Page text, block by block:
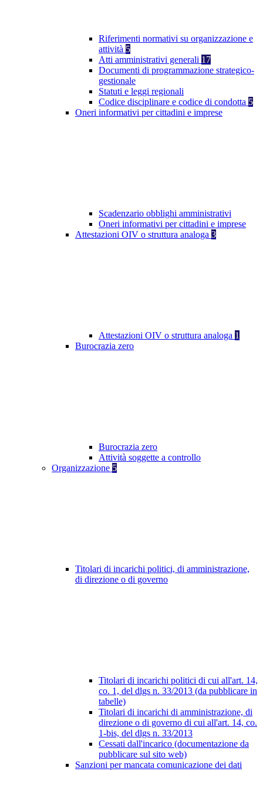
Riferimenti normativi su organizzazione e
attività 5
Atti amministrativi generali 17
Documenti di programmazione strategico-
gestionale
Statuti e leggi regionali
Codice disciplinare e codice di condotta 5
Oneri informativi per cittadini e imprese
Scadenzario obblighi amministrativi
Oneri informativi per cittadini e imprese
Attestazioni OIV o struttura analoga 3
Attestazioni OIV o struttura analoga 1
Burocrazia zero
Burocrazia zero
Attività soggette a controllo
Organizzazione 5
Titolari di incarichi politici, di amministrazione,
di direzione o di governo
Titolari di incarichi politici di cui all'art. 14,
co. 1, del dlgs n. 33/2013 (da pubblicare in
tabelle)
Titolari di incarichi di amministrazione, di
direzione o di governo di cui all'art. 14, co.
1-bis, del dlgs n. 33/2013
Cessati dall'incarico (documentazione da
pubblicare sul sito web)
Sanzioni per mancata comunicazione dei dati